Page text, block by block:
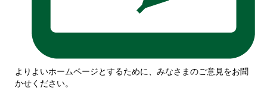
よりよいホームページとするために、みなさまのご意見をお聞
かせください。